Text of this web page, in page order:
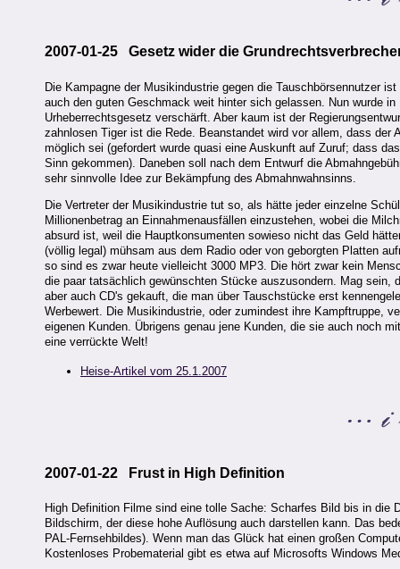
2007-01-25 Gesetz wider die
Die Kampagne der Musikindustrie gegen die Tauschbörsennutzer
auch den guten Geschmack weit hinter sich gelassen. Nun wurde
Urheberrechtsgesetz verschärft. Aber kaum ist der
zahnlosen Tiger ist die Rede. Beanstandet wird vor allem, dass der
möglich sei (gefordert wurde quasi eine Auskunft auf Zuruf; dass
Sinn gekommen). Daneben soll nach dem Entwurf die
sehr sinnvolle Idee zur Bekämpfung des Abmahnwahnsinns.
Die Vertreter der Musikindustrie tut so, als hätte jeder einzelne
Millionenbetrag an Einnahmenausfällen einzustehen, wobei die
absurd ist, weil die Hauptkonsumenten sowieso nicht das Geld
(völlig legal) mühsam aus dem Radio oder von geborgten Platten
so sind es zwar heute vielleicht 3000 MP3. Die hört zwar kein
die paar tatsächlich gewünschten Stücke auszusondern. Mag
aber auch CD's gekauft, die man über Tauschstücke erst
Werbewert. Die Musikindustrie, oder zumindest ihre Kampftruppe,
eigenen Kunden. Übrigens genau jene Kunden, die sie auch noch
eine verrückte Welt!
Heise-Artikel vom 25.1.2007
2007-01-22 Frust in High Definition
High Definition Filme sind eine tolle Sache: Scharfes Bild bis in die
Bildschirm, der diese hohe Auflösung auch darstellen kann. Das
PAL-Fernsehbildes). Wenn man das Glück hat einen großen
Kostenloses Probematerial gibt es etwa auf Microsofts Windows